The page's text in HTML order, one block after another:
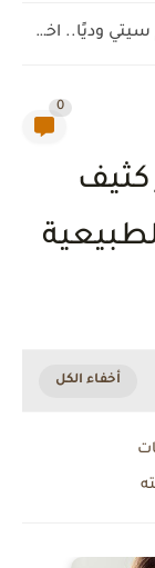
برشلونة يواجه برمنجهام سيتي وديًا.. اختبار جديد لهانز فليك قبل...
0